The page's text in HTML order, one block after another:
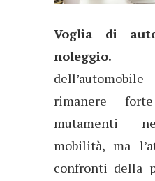
Voglia di
noleggio.
rimanere
mutamenti
mobilità, ma
confronti della